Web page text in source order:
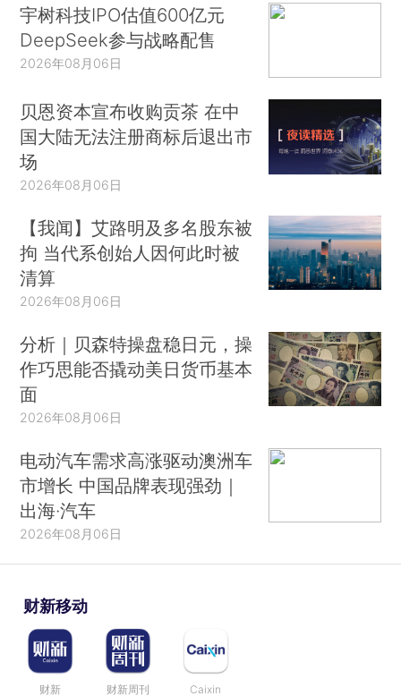
宇树科技IPO估值600亿元
DeepSeek参与战略配售
2026年08月06日
贝恩资本宣布收购贡茶 在中
国大陆无法注册商标后退出市
场
2026年08月06日
【我闻】艾路明及多名股东被
拘 当代系创始人因何此时被
清算
2026年08月06日
分析｜贝森特操盘稳日元，操
作巧思能否撬动美日货币基本
面
2026年08月06日
电动汽车需求高涨驱动澳洲车
市增长 中国品牌表现强劲｜
出海·汽车
2026年08月06日
财新移动
财新 财新周刊 Caixin